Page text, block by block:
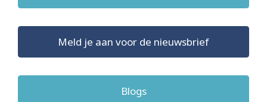
Meld je aan voor de nieuwsbrief
Blogs